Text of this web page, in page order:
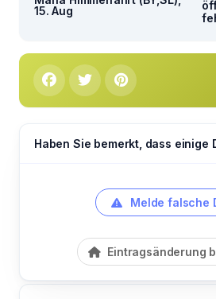
15. Aug
Haben Sie bemerkt, dass einige
Melde falsche
Eintragsänderung